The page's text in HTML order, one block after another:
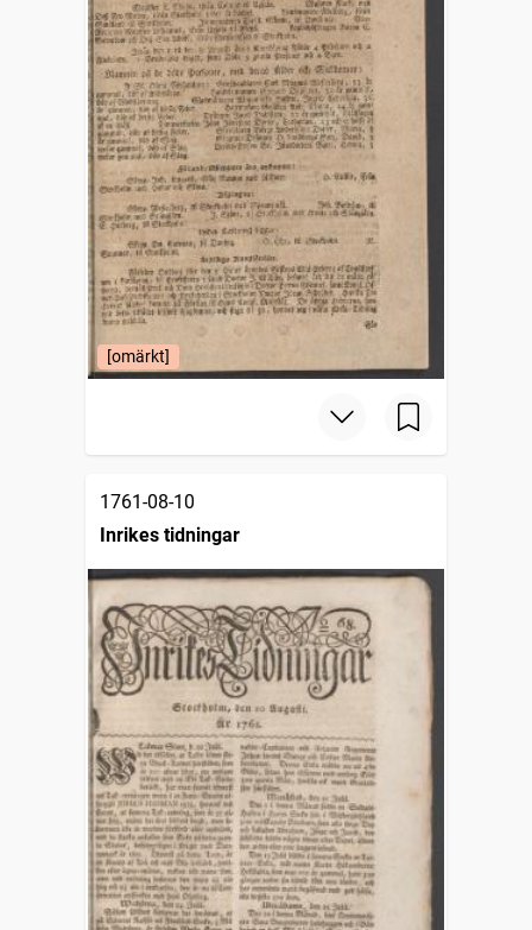
[omärkt]
1761-08-10
Inrikes tidningar